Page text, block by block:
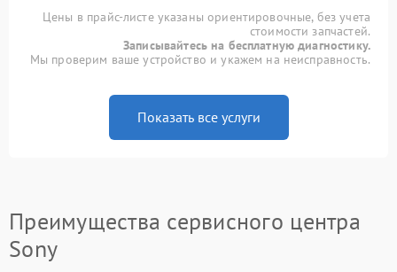
Цены в прайс-листе указаны ориентировочные, без учета
стоимости запчастей.
Записывайтесь на бесплатную диагностику.
Мы проверим ваше устройство и укажем на неисправность.
Показать все услуги
Преимущества сервисного центра
Sony